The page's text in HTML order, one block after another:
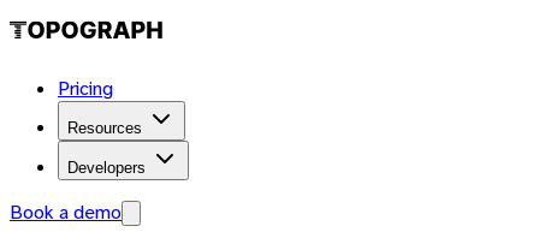
Pricing
Resources
Developers
Book a demo